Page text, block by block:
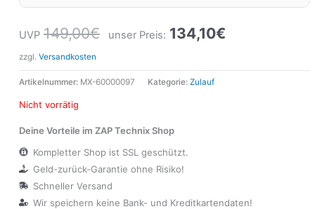
UVP 149,00€ unser Preis: 134,10€
zzgl. Versandkosten
Artikelnummer: MX-60000097 Kategorie: Zulauf
Nicht vorrätig
Deine Vorteile im ZAP Technix Shop
Kompletter Shop ist SSL geschützt.
Geld-zurück-Garantie ohne Risiko!
Schneller Versand
Wir speichern keine Bank- und Kreditkartendaten!